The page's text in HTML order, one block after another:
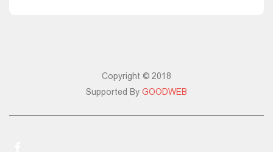
Copyright © 2018
Supported By GOODWEB